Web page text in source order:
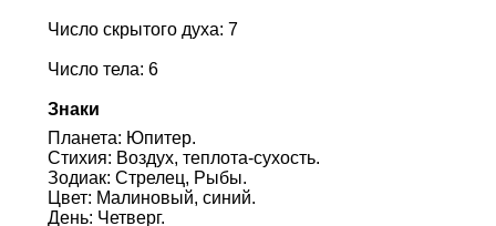
Число скрытого духа: 7
Число тела: 6
Знаки
Планета: Юпитер.
Стихия: Воздух, теплота-сухость.
Зодиак: Стрелец, Рыбы.
Цвет: Малиновый, синий.
День: Четверг.